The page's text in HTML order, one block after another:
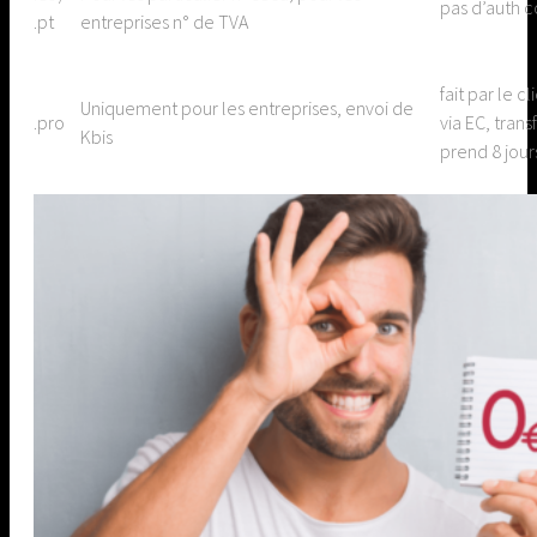
.pt
entreprises n° de TVA
pas d’auth
.pro
Uniquement pour les entreprises, envoi de
Kbis
fait par le
via EC,
prend 8